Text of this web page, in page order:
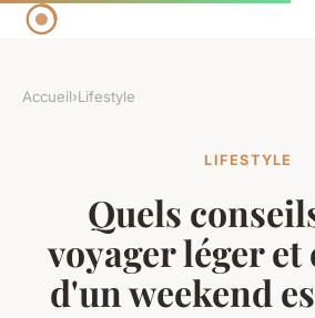
Accueil›Lifestyle
LIFESTYLE
Quels
voyager léger
d'un weekend